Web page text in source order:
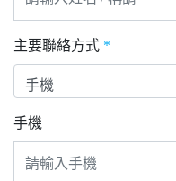
主要聯絡方式 *
手機